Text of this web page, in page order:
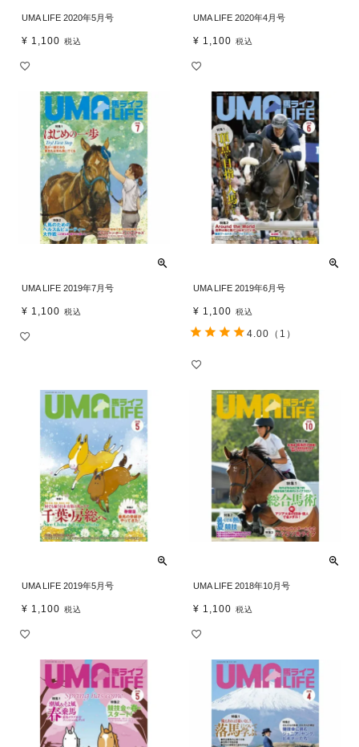
UMA LIFE 2020年5月号
¥ 1,100 税込
UMA LIFE 2020年4月号
¥ 1,100 税込
UMA LIFE 2019年7月号
¥ 1,100 税込
UMA LIFE 2019年6月号
¥ 1,100 税込
4.00 （1）
UMA LIFE 2019年5月号
¥ 1,100 税込
UMA LIFE 2018年10月号
¥ 1,100 税込